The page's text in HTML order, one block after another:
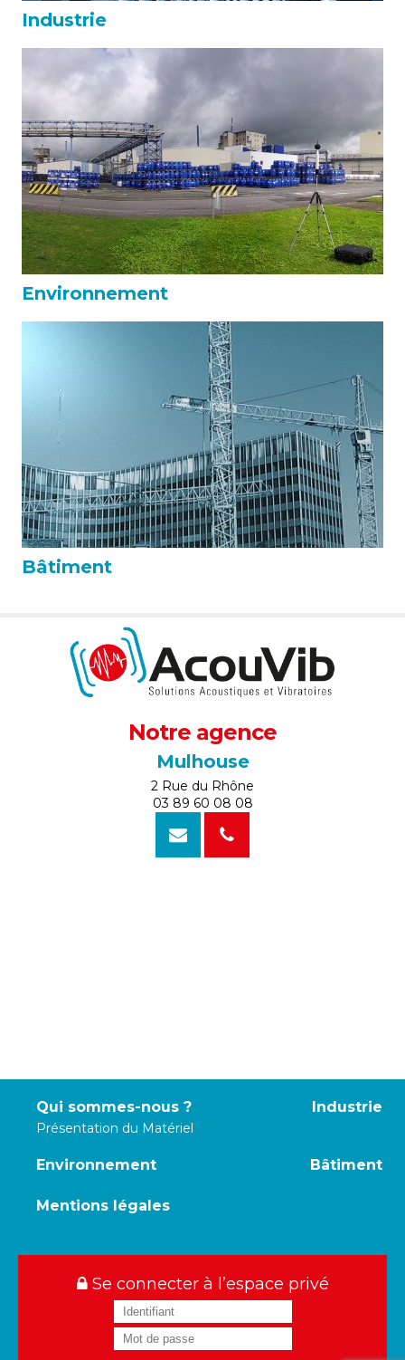
Industrie
Environnement
Bâtiment
Notre agence
Mulhouse
2 Rue du Rhône
03 89 60 08 08
Qui sommes-nous ?
Présentation du Matériel
Industrie
Environnement Bâtiment
Mentions légales
Se connecter à l’espace privé